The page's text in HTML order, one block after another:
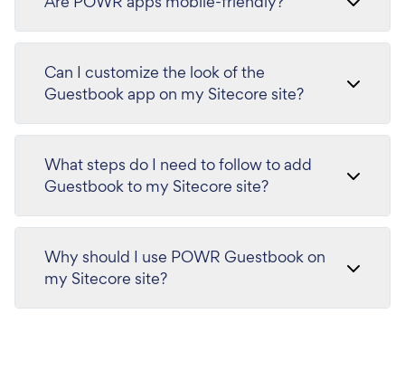
Can I customize the look of the
Guestbook app on my Sitecore site?
What steps do I need to follow to add
Guestbook to my Sitecore site?
Why should I use POWR Guestbook on
my Sitecore site?